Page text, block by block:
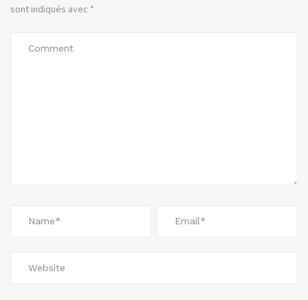
sont indiqués avec *